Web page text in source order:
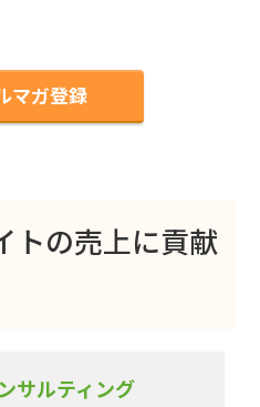
マガ登録
トの売上に貢献
サルティング